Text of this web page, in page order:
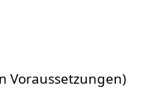
Voraussetzungen)